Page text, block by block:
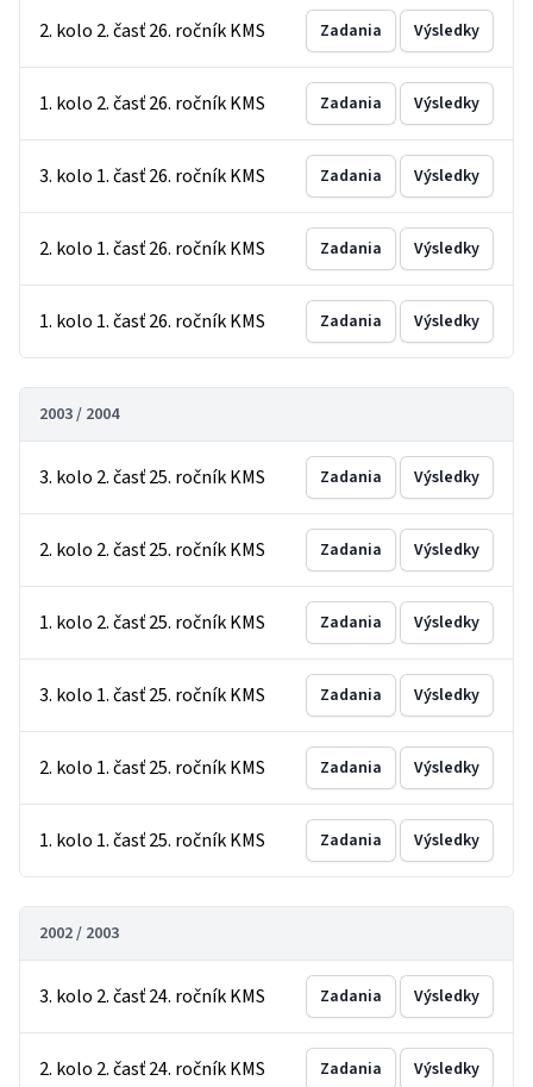
2. kolo 2. časť 26. ročník KMS Zadania Výsledky
1. kolo 2. časť 26. ročník KMS Zadania Výsledky
3. kolo 1. časť 26. ročník KMS Zadania Výsledky
2. kolo 1. časť 26. ročník KMS Zadania Výsledky
1. kolo 1. časť 26. ročník KMS Zadania Výsledky
2003 / 2004
3. kolo 2. časť 25. ročník KMS Zadania Výsledky
2. kolo 2. časť 25. ročník KMS Zadania Výsledky
1. kolo 2. časť 25. ročník KMS Zadania Výsledky
3. kolo 1. časť 25. ročník KMS Zadania Výsledky
2. kolo 1. časť 25. ročník KMS Zadania Výsledky
1. kolo 1. časť 25. ročník KMS Zadania Výsledky
2002 / 2003
3. kolo 2. časť 24. ročník KMS Zadania Výsledky
2. kolo 2. časť 24. ročník KMS Zadania Výsledky